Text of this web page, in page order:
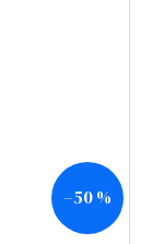
–50 %